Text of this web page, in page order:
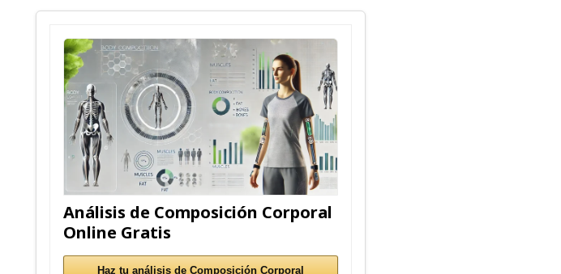
Análisis de Composición Corporal
Online Gratis
Haz tu análisis de Composición Corporal